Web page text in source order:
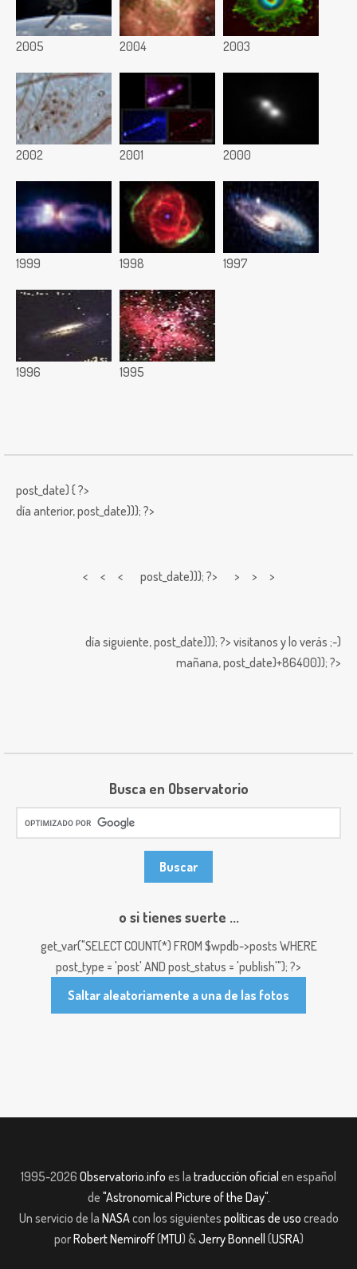
2005 2004 2003
2002 2001 2000
1999 1998 1997
1996 1995
post_date) { ?>
día anterior,post_date))); ?>
< < < post_date))); ?> > > >
día siguiente,post_date))); ?> visitanos y lo verás ;-)
mañana,post_date)+86400)); ?>
Busca en Observatorio
o si tienes suerte ...
get_var("SELECT COUNT(*) FROM $wpdb->posts WHERE
post_type = 'post' AND post_status = 'publish'"); ?>
Saltar aleatoriamente a una de las fotos
1995-2026 Observatorio.info es la traducción oficial en español
de "Astronomical Picture of the Day".
Un servicio de la NASAcon los siguientes políticas de uso creado
porRobert Nemiroff(MTU) &Jerry Bonnell (USRA)